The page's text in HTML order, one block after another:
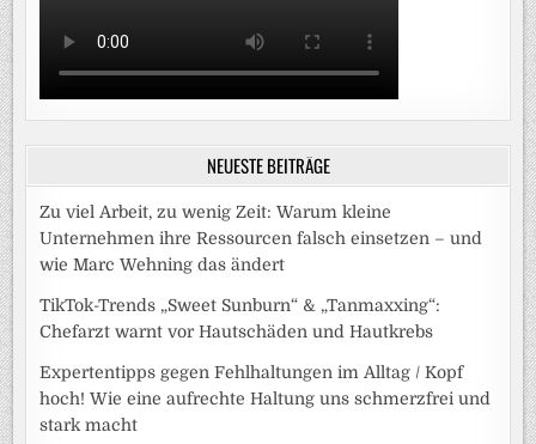
NEUESTE BEITRÄGE
Zu viel Arbeit, zu wenig Zeit: Warum kleine
Unternehmen ihre Ressourcen falsch einsetzen – und
wie Marc Wehning das ändert
TikTok-Trends „Sweet Sunburn“ & „Tanmaxxing“:
Chefarzt warnt vor Hautschäden und Hautkrebs
Expertentipps gegen Fehlhaltungen im Alltag / Kopf
hoch! Wie eine aufrechte Haltung uns schmerzfrei und
stark macht